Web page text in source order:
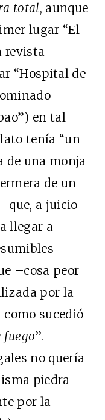
total, aunque
lugar “El
revista
“Hospital de
en tal
tenía “un
de una monja
de un
a juicio
llegar a
–cosa peor
por la
sucedió
fuego”.
no quería
piedra
por la